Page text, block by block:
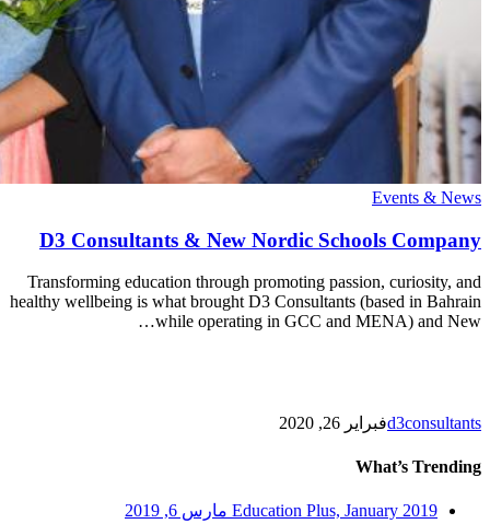
D3
&
New
Nordic
Schools
Company
Events & News
D3 Consultants & New Nordic Schools Company
Transforming education through promoting passion, curiosity, and
healthy wellbeing is what brought D3 Consultants (based in Bahrain
while operating in GCC and MENA) and New…
d3consultantsفبراير 26, 2020
What’s Trending
Education Plus, January 2019 مارس 6, 2019